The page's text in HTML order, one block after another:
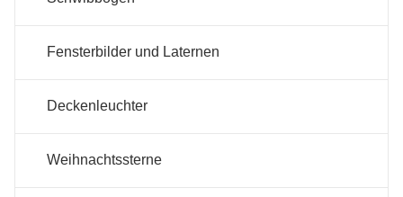
Fensterbilder und Laternen
Deckenleuchter
Weihnachtssterne